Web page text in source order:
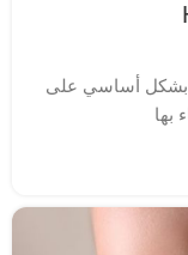
بشكل أساسي على